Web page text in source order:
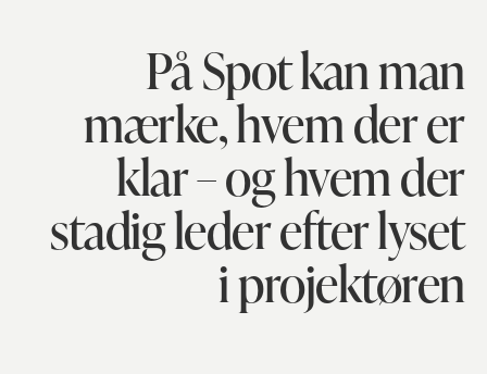
På Spot kan man
mærke, hvem der er
klar – og hvem der
stadig leder efter lyset
i projektøren